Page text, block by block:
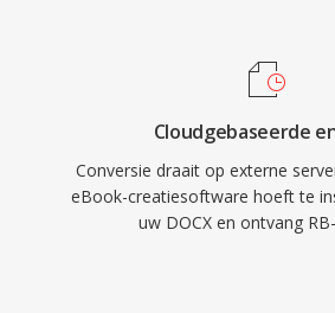
Cloudgebaseerde
Conversie draait op externe
eBook-creatiesoftware hoeft te
uw DOCX en ontvang